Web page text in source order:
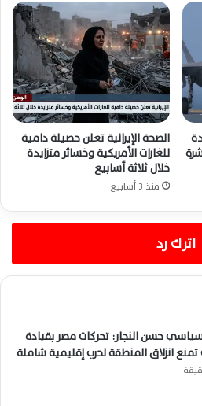
الصحة الإيرانية تعلن حصيلة دامية
للغارات الأمريكية وخسائر متزايدة
خلال ثلاثة أسابيع
منذ 3 أسابيع
اترك رد
حسن النجار: تحركات مصر بقيادة
انزلاق المنطقة لحرب إقليمية شاملة